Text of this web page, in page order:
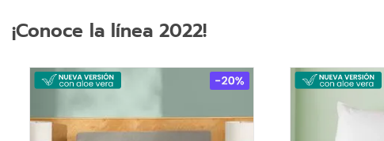
¡Conoce la línea 2022!